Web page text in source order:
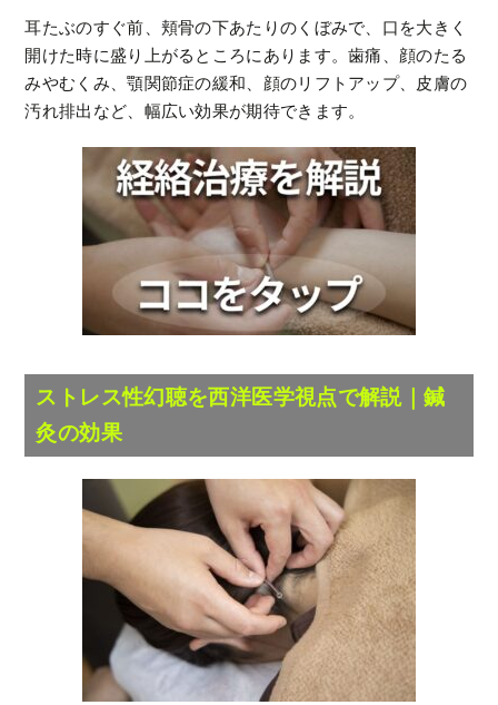
耳たぶのすぐ前、頬骨の下あたりのくぼみで、口を大きく
開けた時に盛り上がるところにあります。歯痛、顔のたる
みやむくみ、顎関節症の緩和、顔のリフトアップ、皮膚の
汚れ排出など、幅広い効果が期待できます。
ストレス性幻聴を西洋医学視点で解説｜鍼
灸の効果